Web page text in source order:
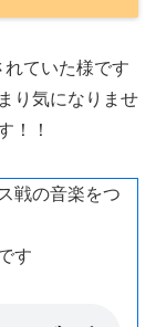
ていた様です
り気になりませ
！！
戦の音楽をつ
す